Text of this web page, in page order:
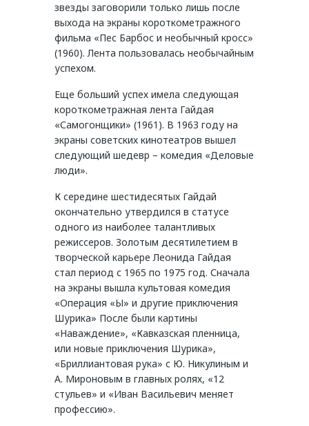
звезды заговорили только лишь после
выхода на экраны короткометражного
фильма «Пес Барбос и необычный кросс»
(1960). Лента пользовалась необычайным
успехом.
Еще больший успех имела следующая
короткометражная лента Гайдая
«Самогонщики» (1961). В 1963 году на
экраны советских кинотеатров вышел
следующий шедевр – комедия «Деловые
люди».
К середине шестидесятых Гайдай
окончательно утвердился в статусе
одного из наиболее талантливых
режиссеров. Золотым десятилетием в
творческой карьере Леонида Гайдая
стал период с 1965 по 1975 год. Сначала
на экраны вышла культовая комедия
«Операция «Ы» и другие приключения
Шурика» После были картины
«Наваждение», «Кавказская пленница,
или новые приключения Шурика»,
«Бриллиантовая рука» с Ю. Никулиным и
А. Мироновым в главных ролях, «12
стульев» и «Иван Васильевич меняет
профессию».